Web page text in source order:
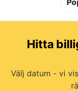
Hitta
Välj datum - vi